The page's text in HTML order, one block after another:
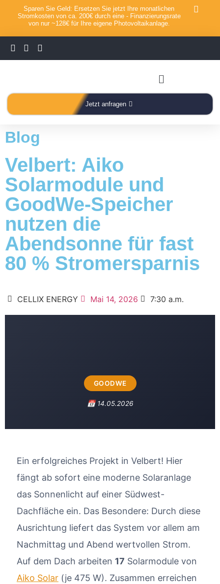
Sparen Sie Geld: Ersetzen Sie jetzt Ihre monatlichen
Stromkosten von ca. 200€ durch eine - Finanzierungsrate
von nur ~128€ für Ihre eigene Photovoltaikanlage.
Jetzt anfragen
Blog
Velbert: Aiko
Solarmodule und
GoodWe-Speicher
nutzen die
Abendsonne für fast
80 % Stromersparnis
CELLIX ENERGY Mai 14, 2026 7:30 a.m.
GOODWE
📅 14.05.2026
Ein erfolgreiches Projekt in Velbert! Hier
fängt ab sofort eine moderne Solaranlage
das Sonnenlicht auf einer Südwest-
Dachfläche ein. Das Besondere: Durch diese
Ausrichtung liefert das System vor allem am
Nachmittag und Abend wertvollen Strom.
Auf dem Dach arbeiten 17 Solarmodule von
Aiko Solar (je 475 W). Zusammen erreichen